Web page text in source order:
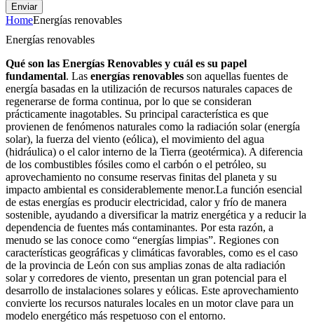
Enviar
HomeEnergías renovables
Energías renovables
Qué son las Energías Renovables y cuál es su papel
fundamental. Las energías renovables son aquellas fuentes de
energía basadas en la utilización de recursos naturales capaces de
regenerarse de forma continua, por lo que se consideran
prácticamente inagotables. Su principal característica es que
provienen de fenómenos naturales como la radiación solar (energía
solar), la fuerza del viento (eólica), el movimiento del agua
(hidráulica) o el calor interno de la Tierra (geotérmica). A diferencia
de los combustibles fósiles como el carbón o el petróleo, su
aprovechamiento no consume reservas finitas del planeta y su
impacto ambiental es considerablemente menor.La función esencial
de estas energías es producir electricidad, calor y frío de manera
sostenible, ayudando a diversificar la matriz energética y a reducir la
dependencia de fuentes más contaminantes. Por esta razón, a
menudo se las conoce como “energías limpias”. Regiones con
características geográficas y climáticas favorables, como es el caso
de la provincia de León con sus amplias zonas de alta radiación
solar y corredores de viento, presentan un gran potencial para el
desarrollo de instalaciones solares y eólicas. Este aprovechamiento
convierte los recursos naturales locales en un motor clave para un
modelo energético más respetuoso con el entorno.